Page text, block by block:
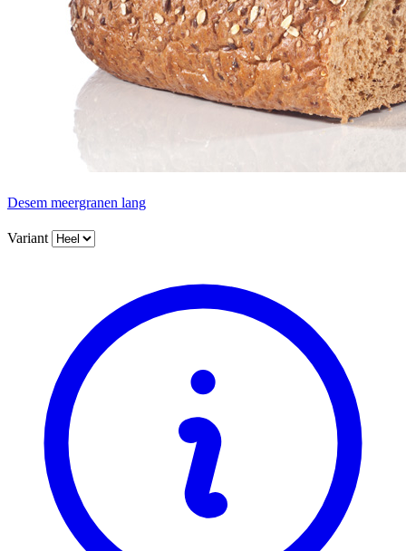
Desem meergranen lang
Variant